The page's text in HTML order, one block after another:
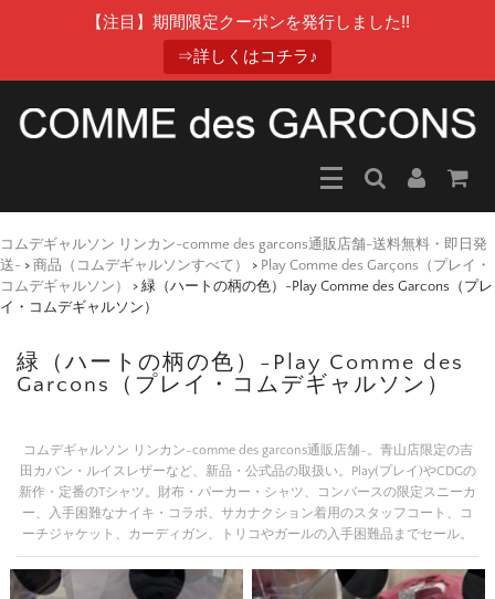
【注目】期間限定クーポンを発行しました!!
⇒詳しくはコチラ♪
コムデギャルソン リンカン-comme des garcons通販店舗-送料無料・即日発
送- > 商品（コムデギャルソンすべて） > Play Comme des Garçons（プレイ・
コムデギャルソン）
> 緑（ハートの柄の色）-Play Comme des Garcons（プレ
イ・コムデギャルソン）
緑（ハートの柄の色）-Play Comme des
Garcons（プレイ・コムデギャルソン）
コムデギャルソン リンカン-comme des garcons通販店舗-。青山店限定の吉
田カバン・ルイスレザーなど、新品・公式品の取扱い。Play(プレイ)やCDGの
新作・定番のTシャツ。財布・パーカー・シャツ、コンバースの限定スニーカ
ー、入手困難なナイキ・コラボ、サカナクション着用のスタッフコート、コ
ーチジャケット、カーディガン、トリコやガールの入手困難品までセール。